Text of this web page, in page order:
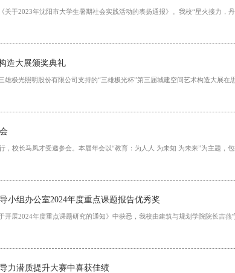
于2023年沈阳市大学生暑期社会实践活动的表扬通报》。我校“星火接力，
造大展颁奖典礼
极光照明股份有限公司支持的“三雄极光杯”第三届城建空间艺术构造大展在
校长马凤才受邀参会。本届年会以“教育：为人人 为未知 为未来”为主题，
小组办公室2024年度重点课题报告优秀奖
展2024年度重点课题研究的通知》中获悉，我校由建筑与规划学院院长吉燕
力潜质提升大赛中喜获佳绩